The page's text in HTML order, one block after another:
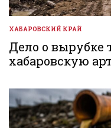
ОПУБЛИКОВАНО
В
ХАБАРОВСКИЙ КРАЙ
Дело о вырубке
хабаровскую